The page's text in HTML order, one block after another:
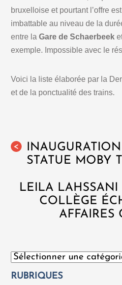
bruxelloise et pourtant l’offre
imbattable au niveau de la
entre la Gare de Schaerbeek
exemple. Impossible avec le
Voici la liste élaborée par la
et de la ponctualité des trains.
<
STATUE MOBY
LEILA LAHSSANI
COLLÈGE
AFFAIRES
Catégories
RUBRIQUES